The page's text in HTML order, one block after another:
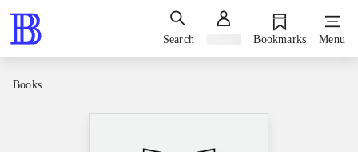
Search Bookmarks Menu
Books